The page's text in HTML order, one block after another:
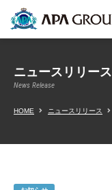
ニュースリリース
News Release
HOME ニュースリリース